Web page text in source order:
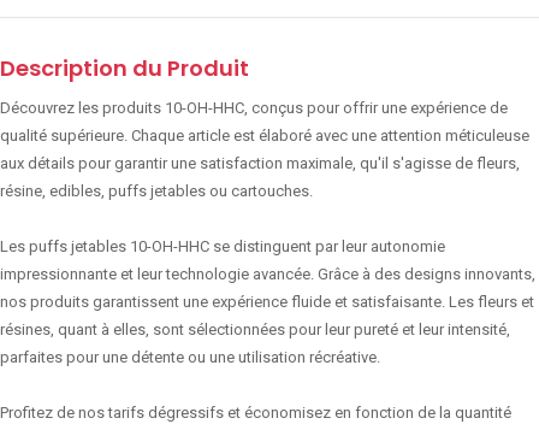
Description du Produit
Découvrez les produits 10-OH-HHC, conçus pour offrir une expérience de
qualité supérieure. Chaque article est élaboré avec une attention méticuleuse
aux détails pour garantir une satisfaction maximale, qu'il s'agisse de fleurs,
résine, edibles, puffs jetables ou cartouches.
Les puffs jetables 10-OH-HHC se distinguent par leur autonomie
impressionnante et leur technologie avancée. Grâce à des designs innovants,
nos produits garantissent une expérience fluide et satisfaisante. Les fleurs et
résines, quant à elles, sont sélectionnées pour leur pureté et leur intensité,
parfaites pour une détente ou une utilisation récréative.
Profitez de nos tarifs dégressifs et économisez en fonction de la quantité